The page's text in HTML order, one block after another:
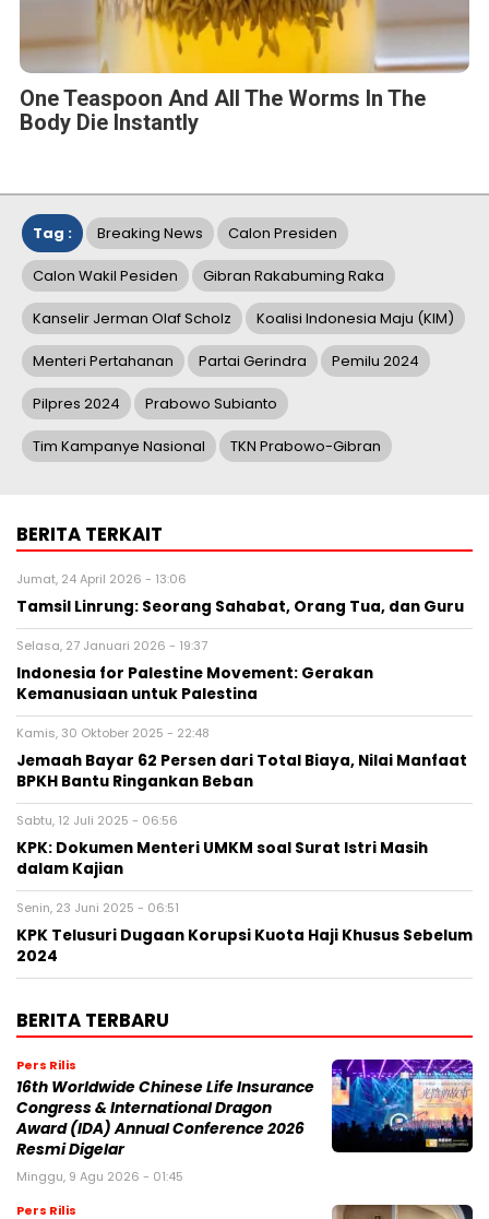
One Teaspoon And All The Worms In The
Body Die Instantly
Tag : Breaking News Calon Presiden
Calon Wakil Pesiden Gibran Rakabuming Raka
Kanselir Jerman Olaf Scholz Koalisi Indonesia Maju (KIM)
Menteri Pertahanan Partai Gerindra Pemilu 2024
Pilpres 2024 Prabowo Subianto
Tim Kampanye Nasional TKN Prabowo-Gibran
BERITA TERKAIT
Jumat, 24 April 2026 - 13:06
Tamsil Linrung: Seorang Sahabat, Orang Tua, dan Guru
Selasa, 27 Januari 2026 - 19:37
Indonesia for Palestine Movement: Gerakan
Kemanusiaan untuk Palestina
Kamis, 30 Oktober 2025 - 22:48
Jemaah Bayar 62 Persen dari Total Biaya, Nilai Manfaat
BPKH Bantu Ringankan Beban
Sabtu, 12 Juli 2025 - 06:56
KPK: Dokumen Menteri UMKM soal Surat Istri Masih
dalam Kajian
Senin, 23 Juni 2025 - 06:51
KPK Telusuri Dugaan Korupsi Kuota Haji Khusus Sebelum
2024
BERITA TERBARU
Pers Rilis
16th Worldwide Chinese Life Insurance
Congress & International Dragon
Award (IDA) Annual Conference 2026
Resmi Digelar
Minggu, 9 Agu 2026 - 01:45
Pers Rilis